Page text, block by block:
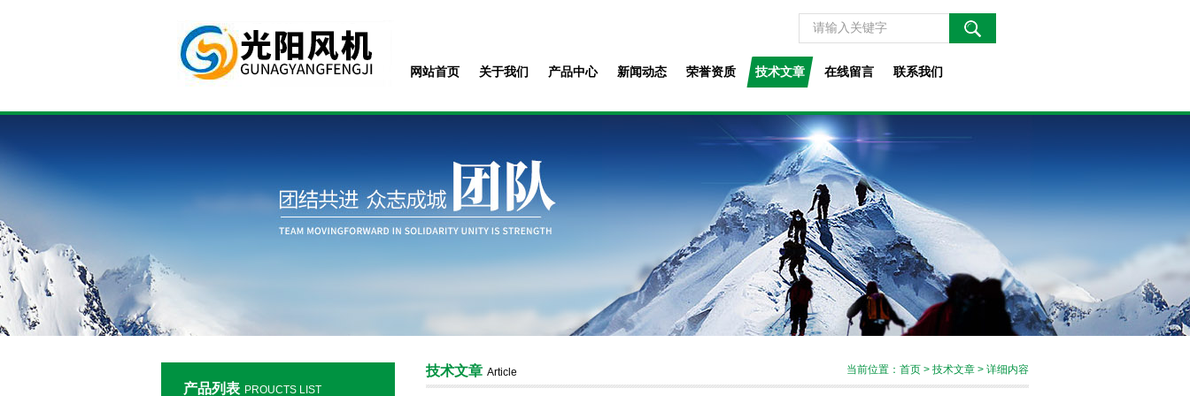
网站首页 关于我们 产品中心 新闻动态 荣誉资质 技术文章 在线留言 联系我们
产品列表 PROUCTS LIST
技术文章 Article 当前位置： 首页 > 技术文章 > 详细内容